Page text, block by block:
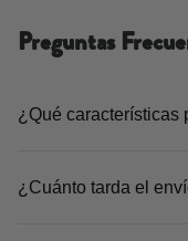
Preguntas
¿Qué características
¿Cuánto tarda el